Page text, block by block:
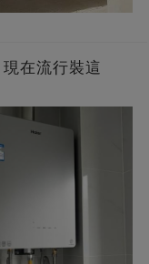
在流行裝這